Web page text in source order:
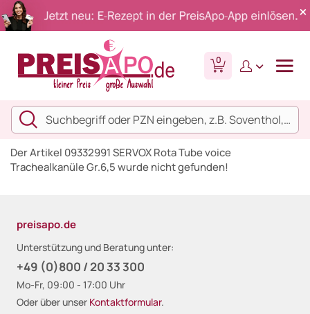
0
Der Artikel 09332991 SERVOX Rota Tube voice
Trachealkanüle Gr.6,5 wurde nicht gefunden!
preisapo.de
Unterstützung und Beratung unter:
+49 (0)800 / 20 33 300
Mo-Fr, 09:00 - 17:00 Uhr
Oder über unser Kontaktformular.